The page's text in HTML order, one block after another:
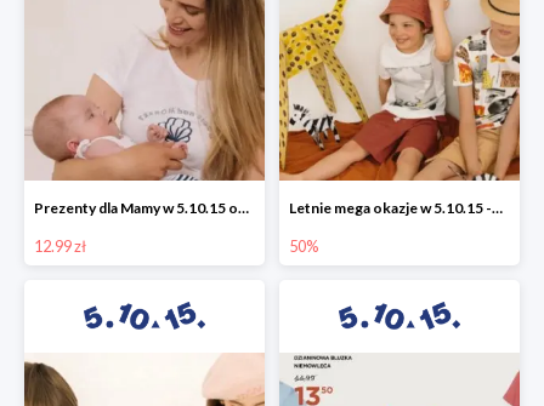
Prezenty dla Mamy w 5.10.15 od 12,99 zł
12.99 zł
Letnie mega okazje w 5.10.15 -50%
50%